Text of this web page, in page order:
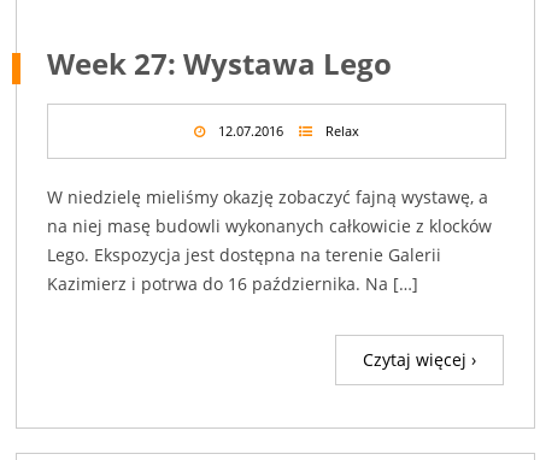
Week 27: Wystawa Lego
12.07.2016 Relax
W niedzielę mieliśmy okazję zobaczyć fajną wystawę, a
na niej masę budowli wykonanych całkowicie z klocków
Lego. Ekspozycja jest dostępna na terenie Galerii
Kazimierz i potrwa do 16 października. Na […]
Czytaj więcej ›